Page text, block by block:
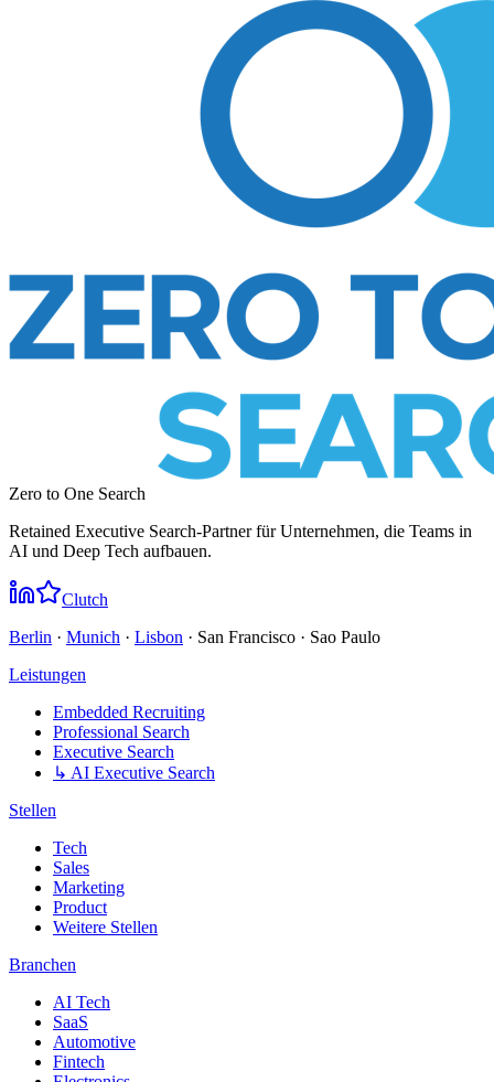
Zero to One Search
Retained Executive Search-Partner für Unternehmen, die Teams in
AI und Deep Tech aufbauen.
Clutch
Berlin · Munich · Lisbon · San Francisco · Sao Paulo
Leistungen
Embedded Recruiting
Professional Search
Executive Search
↳ AI Executive Search
Stellen
Tech
Sales
Marketing
Product
Weitere Stellen
Branchen
AI Tech
SaaS
Automotive
Fintech